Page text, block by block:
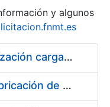
y algunos
Pliego condiciones optimización cargas compras firmado
Acuerdo marco para la fabricación de piezas